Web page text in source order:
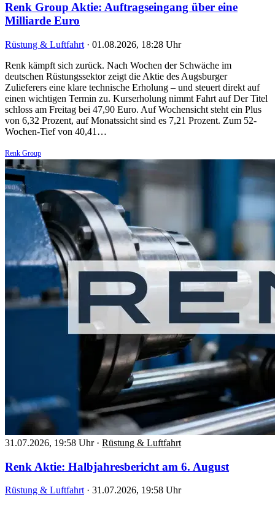
Renk Group Aktie: Auftragseingang über eine
Milliarde Euro
Rüstung & Luftfahrt · 01.08.2026, 18:28 Uhr
Renk kämpft sich zurück. Nach Wochen der Schwäche im
deutschen Rüstungssektor zeigt die Aktie des Augsburger
Zulieferers eine klare technische Erholung – und steuert direkt auf
einen wichtigen Termin zu. Kurserholung nimmt Fahrt auf Der Titel
schloss am Freitag bei 47,90 Euro. Auf Wochensicht steht ein Plus
von 6,32 Prozent, auf Monatssicht sind es 7,21 Prozent. Zum 52-
Wochen-Tief von 40,41…
Renk Group
31.07.2026, 19:58 Uhr · Rüstung & Luftfahrt
Renk Aktie: Halbjahresbericht am 6. August
Rüstung & Luftfahrt · 31.07.2026, 19:58 Uhr